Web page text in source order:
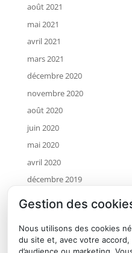
août 2021
mai 2021
avril 2021
mars 2021
décembre 2020
novembre 2020
août 2020
juin 2020
mai 2020
avril 2020
décembre 2019
novembre 2019
juillet 2019
mai 2019
Gestion des
Nous utilisons des cookies
du site et, avec votre